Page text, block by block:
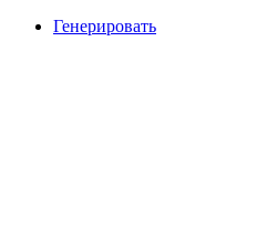
Генерировать